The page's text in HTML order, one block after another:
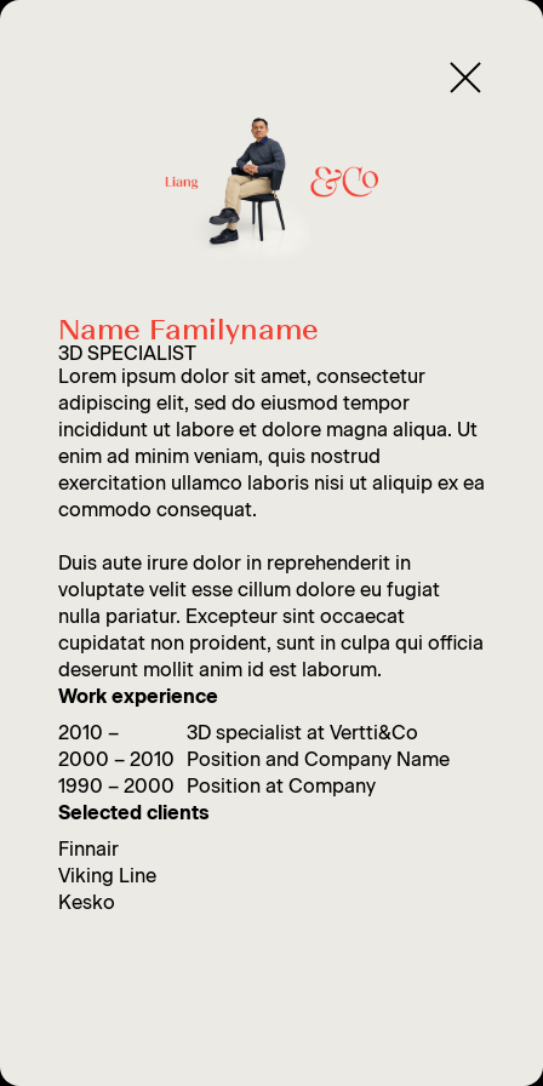
Name Familyname
3D SPECIALIST
Lorem ipsum dolor sit amet, consectetur
adipiscing elit, sed do eiusmod tempor
incididunt ut labore et dolore magna aliqua. Ut
enim ad minim veniam, quis nostrud
exercitation ullamco laboris nisi ut aliquip ex ea
commodo consequat.
Duis aute irure dolor in reprehenderit in
voluptate velit esse cillum dolore eu fugiat
nulla pariatur. Excepteur sint occaecat
cupidatat non proident, sunt in culpa qui officia
deserunt mollit anim id est laborum.
Work experience
2010 –
3D specialist at Vertti&Co
2000 – 2010
Position and Company Name
1990 – 2000
Position at Company
Selected clients
Finnair
Viking Line
Kesko